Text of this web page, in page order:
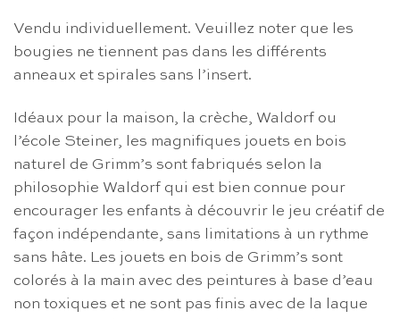
Vendu individuellement. Veuillez noter que les
bougies ne tiennent pas dans les différents
anneaux et spirales sans l’insert.
Idéaux pour la maison, la crèche, Waldorf ou
l’école Steiner, les magnifiques jouets en bois
naturel de Grimm’s sont fabriqués selon la
philosophie Waldorf qui est bien connue pour
encourager les enfants à découvrir le jeu créatif de
façon indépendante, sans limitations à un rythme
sans hâte. Les jouets en bois de Grimm’s sont
colorés à la main avec des peintures à base d’eau
non toxiques et ne sont pas finis avec de la laque